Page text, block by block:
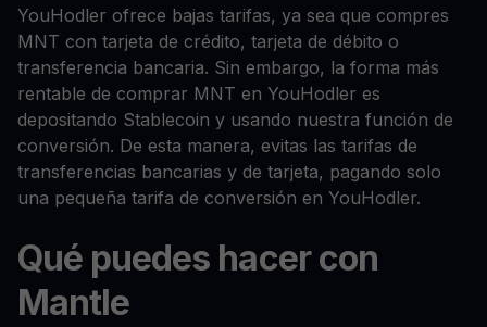
YouHodler ofrece bajas tarifas, ya sea que compres
MNT con tarjeta de crédito, tarjeta de débito o
transferencia bancaria. Sin embargo, la forma más
rentable de comprar MNT en YouHodler es
depositando Stablecoin y usando nuestra función de
conversión. De esta manera, evitas las tarifas de
transferencias bancarias y de tarjeta, pagando solo
una pequeña tarifa de conversión en YouHodler.
Qué puedes hacer con
Mantle